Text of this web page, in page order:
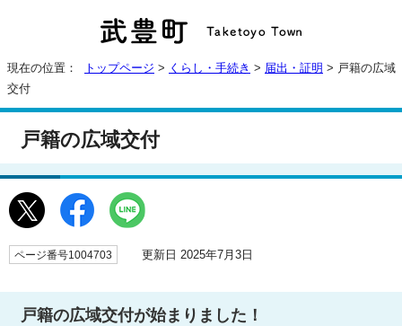
現在の位置： トップページ > くらし・手続き > 届出・証明 > 戸籍の広域
交付
戸籍の広域交付
ページ番号1004703 更新日 2025年7月3日
戸籍の広域交付が始まりました！